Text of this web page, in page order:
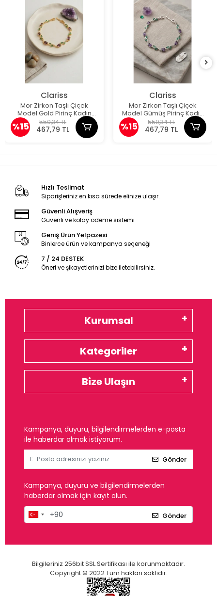
Clariss
Mor Zirkon Taşlı Çiçek
Model Gold Pirinç Kadın
Bileklik
%15 550,34 TL
467,79 TL
Clariss
Mor Zirkon Taşlı Çiçek
Model Gümüş Pirinç Kadın
Bileklik
%15 550,34 TL
467,79 TL
Hızlı Teslimat
Siparişleriniz en kısa sürede elinize ulaşır.
Güvenli Alışveriş
Güvenli ve kolay ödeme sistemi
Geniş Ürün Yelpazesi
Binlerce ürün ve kampanya seçeneği
7 / 24 DESTEK
Öneri ve şikayetlerinizi bize iletebilirsiniz.
Kurumsal
Kategoriler
Bize Ulaşın
Kampanya, duyuru, bilgilendirmelerden e-posta
ile haberdar olmak istiyorum.
Gönder
Kampanya, duyuru ve bilgilendirmelerden
haberdar olmak için kayıt olun.
Gönder
Bilgileriniz 256bit SSL Sertifikası ile korunmaktadır.
Copyright © 2022 Tüm hakları saklıdır.